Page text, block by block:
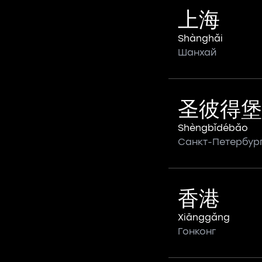
上海
Shànghǎi
Шанхай
圣彼得堡
Shèngbǐdébǎo
Санкт-
香港
Xiānggǎng
Гонконг